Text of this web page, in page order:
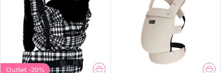
Outlet -20%